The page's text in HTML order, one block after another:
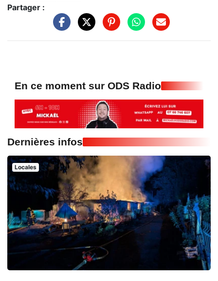
Partager :
En ce moment sur ODS Radio
Dernières infos
Locales